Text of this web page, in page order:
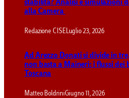
stabilità? Analisi e simulazioni
alla Camera
Redazione CISELuglio 23, 2026
Ad Arezzo Donati si divide in
non basta a Maineri: i flussi dei
Toscana
Matteo BoldriniGiugno 11, 2026